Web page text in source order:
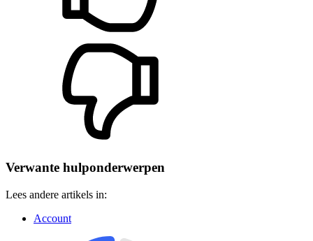
Verwante hulponderwerpen
Lees andere artikels in:
Account